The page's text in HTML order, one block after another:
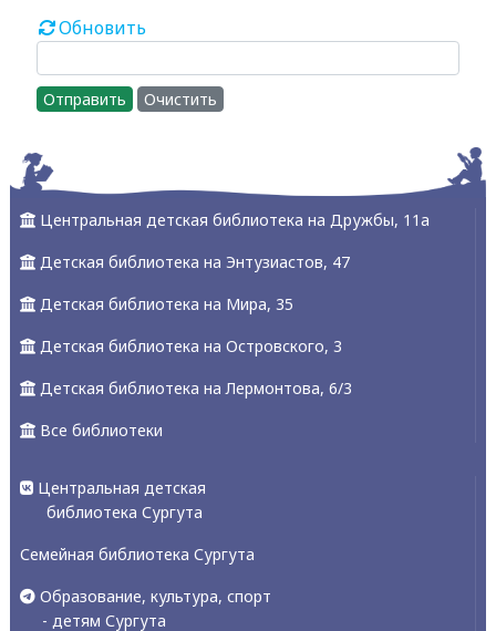
Обновить
Отправить Очистить
Центральная детская библиотека на Дружбы, 11а
Детская библиотека на Энтузиастов, 47
Детская библиотека на Мира, 35
Детская библиотека на Островского, 3
Детская библиотека на Лермонтова, 6/3
Все библиотеки
Центральная детская
библиотека Сургута
Семейная библиотека Сургута
Образование, культура, спорт
- детям Сургута